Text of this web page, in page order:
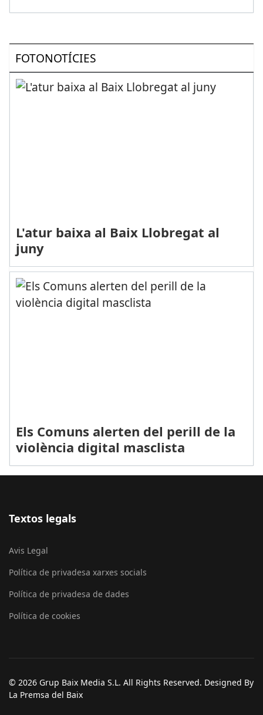
FOTONOTÍCIES
L'atur baixa al Baix Llobregat al
juny
Els Comuns alerten del perill de la
violència digital masclista
Textos legals
Avis Legal
Política de privadesa xarxes socials
Política de privadesa de dades
Política de cookies
© 2026 Grup Baix Media S.L. All Rights Reserved. Designed By
La Premsa del Baix